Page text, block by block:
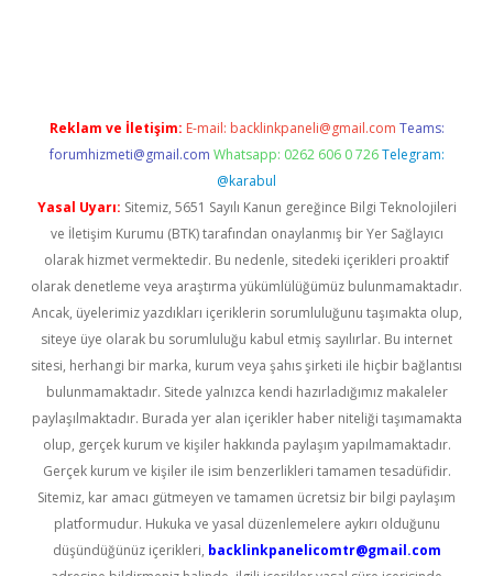
Reklam ve İletişim: E-mail: backlinkpaneli@gmail.com Teams:
forumhizmeti@gmail.com Whatsapp: 0262 606 0 726 Telegram:
@karabul
Yasal Uyarı: Sitemiz, 5651 Sayılı Kanun gereğince Bilgi Teknolojileri
ve İletişim Kurumu (BTK) tarafından onaylanmış bir Yer Sağlayıcı
olarak hizmet vermektedir. Bu nedenle, sitedeki içerikleri proaktif
olarak denetleme veya araştırma yükümlülüğümüz bulunmamaktadır.
Ancak, üyelerimiz yazdıkları içeriklerin sorumluluğunu taşımakta olup,
siteye üye olarak bu sorumluluğu kabul etmiş sayılırlar. Bu internet
sitesi, herhangi bir marka, kurum veya şahıs şirketi ile hiçbir bağlantısı
bulunmamaktadır. Sitede yalnızca kendi hazırladığımız makaleler
paylaşılmaktadır. Burada yer alan içerikler haber niteliği taşımamakta
olup, gerçek kurum ve kişiler hakkında paylaşım yapılmamaktadır.
Gerçek kurum ve kişiler ile isim benzerlikleri tamamen tesadüfidir.
Sitemiz, kar amacı gütmeyen ve tamamen ücretsiz bir bilgi paylaşım
platformudur. Hukuka ve yasal düzenlemelere aykırı olduğunu
düşündüğünüz içerikleri, backlinkpanelicomtr@gmail.com